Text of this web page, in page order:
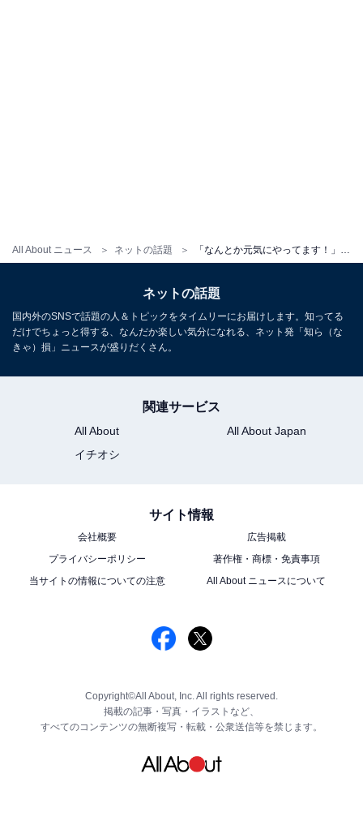
All About ニュース ネットの話題
ネットの話題
国内外のSNSで話題の人＆トピックをタイムリーにお届けします。知ってる
だけでちょっと得する、なんだか楽しい気分になれる、ネット発「知ら（な
きゃ）損」ニュースが盛りだくさん。
関連サービス
All About
All About Japan
イチオシ
サイト情報
会社概要
広告掲載
プライバシーポリシー
著作権・商標・免責事項
当サイトの情報についての注意
All About ニュースについて
Copyright©All About, Inc. All rights reserved.
掲載の記事・写真・イラストなど、
すべてのコンテンツの無断複写・転載・公衆送信等を禁じます。